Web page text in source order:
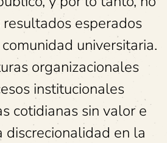
esperados
universitaria.
organizacionales
institucionales
cotidianas sin valor e
discrecionalidad en la